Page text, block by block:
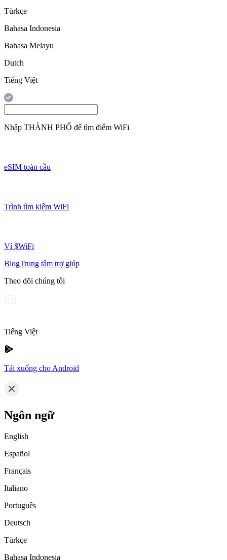
Türkçe
Bahasa Indonesia
Bahasa Melayu
Dutch
Tiếng Việt
Nhập THÀNH PHỐ để tìm điểm WiFi
eSIM toàn cầu
Trình tìm kiếm WiFi
Ví $WiFi
BlogTrung tâm trợ giúp
Theo dõi chúng tôi
Tiếng Việt
Tải xuống cho Android
Ngôn ngữ
English
Español
Français
Italiano
Português
Deutsch
Türkçe
Bahasa Indonesia